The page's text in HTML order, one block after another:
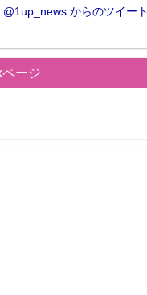
@1up_news からのツイート
ージ